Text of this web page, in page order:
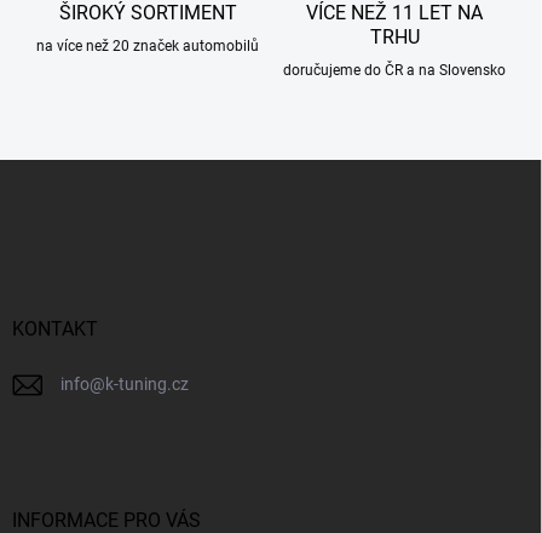
ŠIROKÝ SORTIMENT
na více než 20 značek automobilů
VÍCE NEŽ 11 LET NA
TRHU
doručujeme do ČR a na Slovensko
KONTAKT
info@k-tuning.cz
INFORMACE PRO VÁS